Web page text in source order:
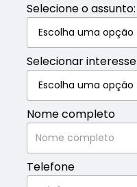
Selecione o assunto:
Selecionar interesse
Nome completo
Telefone